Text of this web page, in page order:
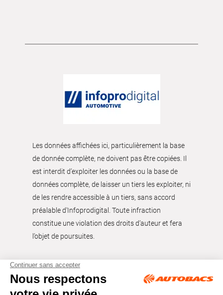
Les données affichées ici, particulièrement la base
de donnée complète, ne doivent pas être copiées. Il
est interdit d’exploiter les données ou la base de
données complète, de laisser un tiers les exploiter, ni
de les rendre accessible à un tiers, sans accord
préalable d'Infoprodigital. Toute infraction
constitue une violation des droits d’auteur et fera
l’objet de poursuites.